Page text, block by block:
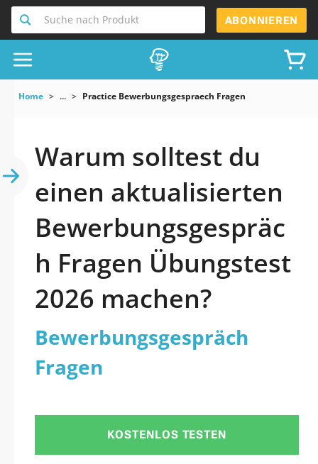
Suche nach Produkt ABONNIEREN
Home ... Practice Bewerbungsgespraech Fragen
Warum solltest du
einen aktualisierten
Bewerbungsgespräc
h Fragen Übungstest
2026 machen?
Bewerbungsgespräch
Fragen
KOSTENLOS TESTEN